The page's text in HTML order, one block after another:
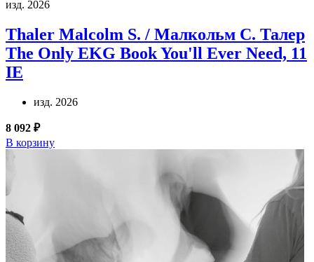
изд. 2026
Thaler Malcolm S. / Малкольм С. Талер
The Only EKG Book You'll Ever Need, 11
IE
изд. 2026
8 092 ₽
В корзину